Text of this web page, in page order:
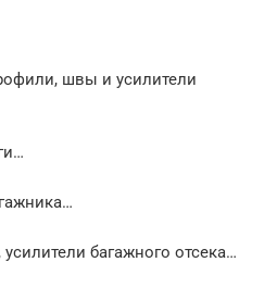
швы и усилители
багажного отсека…